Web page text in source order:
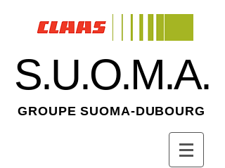
S.U.O.M.A.
GROUPE SUOMA-DUBOURG